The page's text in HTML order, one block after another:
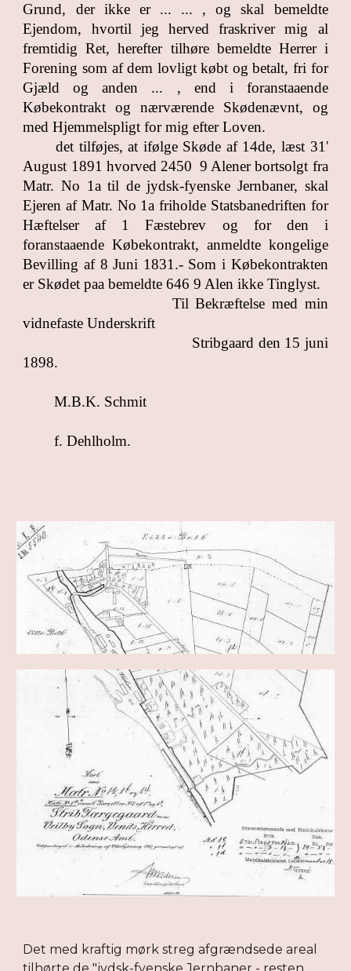
Grund, der ikke er ... ... , og skal bemeldte
Ejendom, hvortil jeg herved fraskriver mig al
fremtidig Ret, herefter tilhøre bemeldte Herrer i
Forening som af dem lovligt købt og betalt, fri for
Gjæld og anden ... , end i foranstaaende
Købekontrakt og nærværende Skødenævnt, og
med Hjemmelspligt for mig efter Loven.
det tilføjes, at ifølge Skøde af 14de, læst 31'
August 1891 hvorved 2450 9 Alener bortsolgt fra
Matr. No 1a til de jydsk-fyenske Jernbaner, skal
Ejeren af Matr. No 1a friholde Statsbanedriften for
Hæftelser af 1 Fæstebrev og for den i
foranstaaende Købekontrakt, anmeldte kongelige
Bevilling af 8 Juni 1831.- Som i Købekontrakten
er Skødet paa bemeldte 646 9 Alen ikke Tinglyst.
Til Bekræftelse med min
vidnefaste Underskrift
Stribgaard den 15 juni
1898.
M.B.K. Schmit
f. Dehlholm.
Det med kraftig mørk streg afgrændsede areal